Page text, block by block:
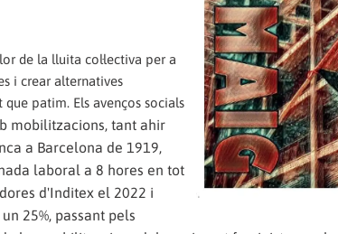
de la lluita col·lectiva per a
i crear alternatives
patim. Els avenços socials
mobilitzacions, tant ahir
a Barcelona de 1919,
laboral a 8 hores en tot
d'Inditex el 2022 i
25%, passant pels